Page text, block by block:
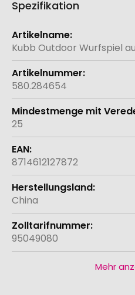
Spezifikation
Weitere
Informationen
Kubb Outdoor Wurfspiel
580.284654
25
8714612127872
China
95049080
Mehr